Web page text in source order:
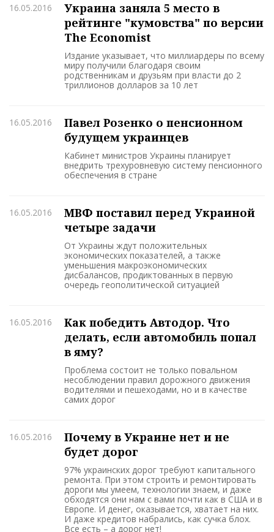
16.05.2016
Украина заняла 5 место в
рейтинге "кумовства" по версии
The Economist
Издание указывает, что миллиардеры по всему
миру получили благодаря своим
родственникам и друзьям при власти до 2
триллионов долларов за 10 лет
16.05.2016
Павел Розенко о пенсионном
будущем украинцев
Кабинет министров Украины планирует
внедрить трехуровневую систему пенсионного
обеспечения в стране
16.05.2016
МВФ поставил перед Украиной
четыре задачи
От Украины ждут положительных
экономических показателей, а также
уменьшения макроэкономических
дисбалансов, продиктованных в первую
очередь геополитической ситуацией
16.05.2016
Как победить Автодор. Что
делать, если автомобиль попал
в яму?
Проблема состоит не только повальном
несоблюдении правил дорожного движения
водителями и пешеходами, но и в качестве
самих дорог
16.05.2016
Почему в Украине нет и не
будет дорог
97% украинских дорог требуют капитального
ремонта. При этом строить и ремонтировать
дороги мы умеем, технологии знаем, и даже
обходятся они нам с вами почти как в США и в
Европе. И денег, оказывается, хватает на них.
И даже кредитов набрались, как сучка блох.
Все есть – а дорог нет!